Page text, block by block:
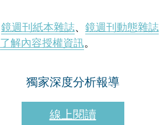
鏡週刊紙本雜誌、 鏡週刊動態雜誌
了解內容授權資訊。
獨家深度分析報導
線上閱讀